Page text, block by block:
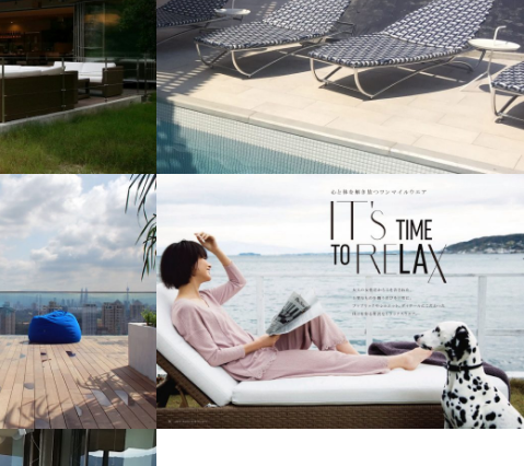
EXCLUSIVE
EXCLUSIVE GARDEN
LOUNGER HOME USE SURF
OVERSEAS
CAIRO EXCLUSIVE
GARDEN LOUNGER JAPAN PROJECT